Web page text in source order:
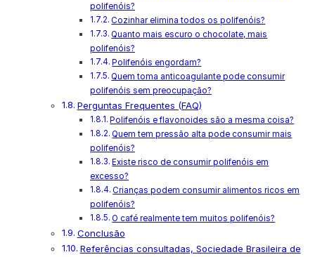
polifenóis?
Cozinhar elimina todos os polifenóis?
Quanto mais escuro o chocolate, mais
polifenóis?
Polifenóis engordam?
Quem toma anticoagulante pode consumir
polifenóis sem preocupação?
Perguntas Frequentes (FAQ)
Polifenóis e flavonoides são a mesma coisa?
Quem tem pressão alta pode consumir mais
polifenóis?
Existe risco de consumir polifenóis em
excesso?
Crianças podem consumir alimentos ricos em
polifenóis?
O café realmente tem muitos polifenóis?
Conclusão
Referências consultadas, Sociedade Brasileira de